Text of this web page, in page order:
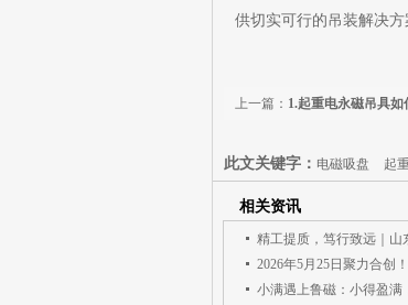
供切实可行的吊装解决
上一篇： 1.起重电永磁吊具
此文关键字： 电磁吸盘 起
相关资讯
小满遇上鲁磁：小得盈满